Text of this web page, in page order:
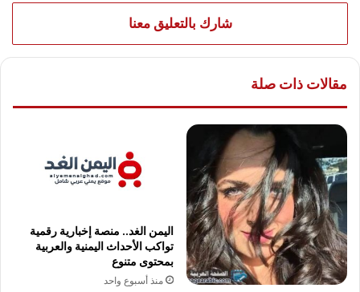
شارك بالتعليق معنا
مقالات ذات صلة
اليمن الغد.. منصة إخبارية رقمية
تواكب الأحداث اليمنية والعربية
بمحتوى متنوع
منذ أسبوع واحد